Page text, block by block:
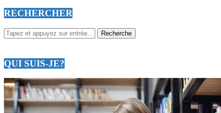
RECHERCHER
QUI SUIS-JE?